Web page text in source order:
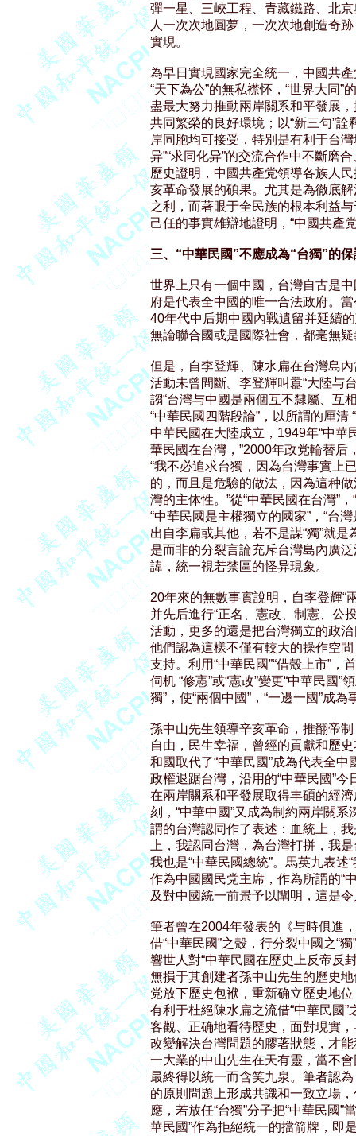
彈一星、三峽工程、青藏鐵路、北
人一次次地圓夢，一次次地創造奇
實現。
為早日實現國家完全統一，中國共
“天下為公”的無私襟怀，“世界大同
盡最大努力推動兩岸關系和平發展
共同繁榮的良好環境；以“新三句”詮
岸同胞均可接受，特別是有利于台
异”“求同化异”的交流合作中不斷磨
歷史證明，中國共產党領導各族人
亥革命發展的碩果。尤其是為徹底
之利，而著眼于全民族的根本利益
己任的事實雄辯地證明，“中國共產
三、“中華民國”不應成為“台獨”的
世界上只有一個中國，台灣自古是
府是代表全中國的唯一合法政府。
40年代中后期中國內戰遺留并延續
無論聯合國或是國際社會，都毫無
但是，自李登輝、陳水扁在台灣島
活動未曾間斷。李登輝叫囂“大陸与
謅“台灣与中國是兩個互不隸屬、互
“中華民國四階段論”，以所謂的厘
中華民國在大陸成立，1949年“中華
華民國在台灣，”2000年政党輪替后
“我不必追求台獨，因為台灣事實上
的，而且是危驗的做法，因為這种
灣的主体性。”從“中華民國在台灣”
“中華民國是主權獨立的國家”，“台
出自李扁或其他，若不是謀“獨”就
是而非的分裂言論充斥台灣島內廣
諱，統一視若禁區的怪异現象。
20年來的無數事實說明，自李登輝“
并先后進行“正名、憲改、制憲、公
活動，更多的還是把台灣獨立的政
他們認為這樣不僅有較大的操作空
支持。利用“中華民國”“借殼上市”，
伺机 “修憲”或“憲改”變更“中華民國
獨”，使“兩個中國”，“一邊一國”成
孫中山先生領導辛亥革命，推翻帝
自由，民生幸福，曾經的貢獻和歷
和國取代了“中華民國”成為代表全
政權退踞台灣，沿用的“中華民國”
在兩岸關系和平發展取得丰碩的經
刻，“中華中國”又成為制約兩岸關
謂的台灣認同作了表述：血統上，
上，我認同台灣，為台灣打拼，我
我也是“中華民國總統”。馬英九表述
作為中國國民党主席，作為所謂的“
及對中國統一前景予以闡明，這是
筆者曾在2004年發表的《与時俱進
借“中華民國”之殼，行分裂中國之“
響世人對“中華民國在歷史上反帝反
無損于其創建者孫中山先生的歷史
党放下歷史包袱，重新确立歷史地
有利于杜絕陳水扁之流借“中華民國”
客觀、正确地看待歷史，面對現實
改變解決台灣問題的膠著狀態，才
一大業的中山先生在天有靈，當不
最終得以統一而含笑九泉。筆者認
的原則問題上形成共識和一致立場
應，若放任“台獨”分子把“中華民國
華民國”作為拒絕統一的擋箭牌，即